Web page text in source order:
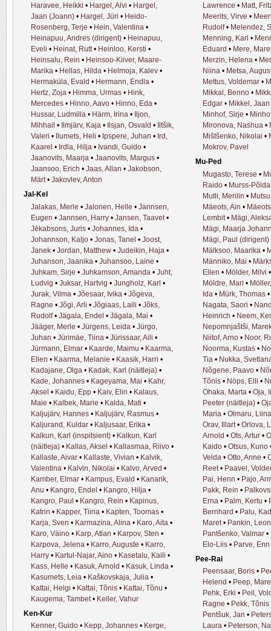
Haravee, Heikki • Hargel, Alvi • Hargel,
Jaan (Joann) • Hargel, Jüri • Heido-
Rosenberg, Terje • Hein, Valentina •
Heinapuu, Andres (dirigent) • Heinapuu,
Eveli • Heinat, Rutt• Heinloo, Kersti •
Heinsalu, Rein • Heinsoo-Kiiver, Maare-
Marika • Hellas, Hilda • Helmoja, Kalev •
Hermaküla, Evald • Hermann, Endla •
Hertz, Zoja • Himma, Urmas • Hink,
Mercedes • Hinno, Aavo • Hinno, Eda •
Hussar, Ludmilla • Härm, Irina •
Iljon,
Mihhail • Ilmjärv, Kaja • Ilsjan, Osvald •
Iltšik,
Valeri • Ilumets, Heli • Ipspere, Juhan • Ird,
Kaarel • Irdla, Hilja • Ivandi, Guido •
Jaanovits, Maarja • Jaanovits, Margus •
Jaansoo, Erich • Jaas, Allan • Jakobson,
Märt• Jakovlev, Anton
Jal-Kel
Jalakas, Merle • Jalonen, Helle • Jannsen,
Eugen • Jannsen, Harry • Jansen, Taavet •
Jēkabsons, Juris • Johannes, Ida •
Johannson, Kaljo • Jonas, Tanel • Joost,
Janek • Jordan, Matthew • Judeikin, Haja •
Juhanson, Jaanika • Juhansoo, Laine •
Juhkam, Sirje • Juhkamson, Amanda • Juht,
Ludvig • Juksar, Hartvig • Jungholz, Karl •
Jurak, Vilma • Jõesaar, Ivika • Jõgeva,
Ragne • Jõgi, Arli • Jõgiaas, Laili • Jõks,
Rudolf• Jägala, Endel • Jägala, Mai •
Jääger, Merle • Jürgens, Leida • Jürgo,
Juhan • Jürimäe, Tiina • Jürissaar, Aili •
Jürmann, Elmar • Kaarde, Maimu • Kaarma,
Ellen • Kaarma, Melanie • Kaasik, Harri •
Kadajane, Olga • Kadak, Karl (näitleja) •
Kade, Johannes • Kageyama, Mai • Kahr,
Aksel • Kaidu, Epp • Kaiv, Elin • Kalaus,
Maie • Kalbek, Marie • Kalda, Mati •
Kaljujärv, Hannes • Kaljujärv, Rasmus •
Kaljurand, Kuldar • Kaljusaar, Erika •
Kalkun, Karl (inspitsient) • Kalkun, Karl
(näitleja) • Kallas, Aksel • Kallasmaa, Riivo •
Kallaste, Aivar • Kallaste, Vivian • Kalvik,
Valentina • Kalvin, Nikolai • Kalvo, Arved •
Kamber, Elmar • Kampus, Evald • Kanarik,
Anu • Kangro, Endel • Kangro, Hilja •
Kangro, Paul • Kangro, Rein • Kapinus,
Katrin • Kapper, Tiina • Kapten, Toomas •
Karja, Sven • Karmazina, Alina • Karo, Aita •
Karo, Väino • Karp, Atlan • Karpov, Sten •
Karpova, Jelena • Karro, Auguste • Karro,
Harry • Kartul-Najar, Aino • Kasetalu, Kaili •
Kass, Helle • Kasuk, Arnold • Kasuk, Linda •
Kasumets, Leia • Kaškovskaja, Julia •
Kattai, Helgi • Kattai, Tõnis • Kattai, Tõnu •
Kaugema, Tambet • Keller, Vahur
Ken-Kur
Kenner, Guido • Kepp, Johannes • Kerge,
Lawrence • Matt,
Meerits, Virve •
Rudolf• Melendez,
Menning, Karl •
Eduard • Mere,
Merzin, Helena •
Niina • Metsa,
Mettus, Voldemar •
Mikkal, Benno •
Edgar • Mikkel, Jaan
Minhof, Sirje •
Mironova, Nashua •
Mištšenko, Nikolai •
Mokrov, Pavel
Mu-Ped
Mugasto, Terese •
Raido • Murss-
Mutli, Merilin •
Mäeots, Ain •
Lembit • Mägi,
Mägi, Maarja
Mägi, Paul (dirigent)
Mälksoo, Maarika •
Männiko, Mai •
Ellen • Mölder, Milvi
Möldre, Mari •
Ida • Mürk, Thomas •
Nagata, Saori •
Heinrich • Neem,
Nepomnjaštši,
Niitof, Arno • Noor,
Noorma, Kustas •
Tia • Nukka,
Nõgene, Paavo •
Tõnis • Nöps, Elli •
Ohaka, Marta • Oja,
Peeter (näitleja) •
Maria • Olmaru, Liina
Orav, Illart • Orlova,
Arnold • Ots, Artur •
Kaido • Otsus, Kuno
Velda • Otto, Anne •
Reet • Paavel,
Pai, Henn • Pajo,
Pakk, Rein •
Erna • Palm, Kertu •
Bernhard • Palu,
Maret • Pankin,
Pantšenko, Valmar •
Elo-Liis • Parve, Enn
Pee-Rai
Peensaar, Boris •
Helend • Peep,
Pehk, Erki • Peil,
Ragne • Pekk, Tõnis
Pentšuk, Jan •
Laura • Peterson,